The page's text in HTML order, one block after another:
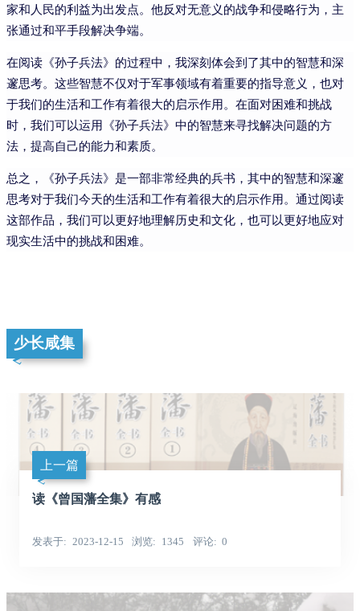
家和人民的利益为出发点。他反对无意义的战争和侵略行为，主
张通过和平手段解决争端。
在阅读《孙子兵法》的过程中，我深刻体会到了其中的智慧和深
邃思考。这些智慧不仅对于军事领域有着重要的指导意义，也对
于我们的生活和工作有着很大的启示作用。在面对困难和挑战
时，我们可以运用《孙子兵法》中的智慧来寻找解决问题的方
法，提高自己的能力和素质。
总之，《孙子兵法》是一部非常经典的兵书，其中的智慧和深邃
思考对于我们今天的生活和工作有着很大的启示作用。通过阅读
这部作品，我们可以更好地理解历史和文化，也可以更好地应对
现实生活中的挑战和困难。
少长咸集
上一篇
读《曾国藩全集》有感
发表于 2023-12-15 浏览 1345 评论 0